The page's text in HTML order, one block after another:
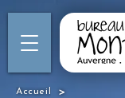
Accueil >